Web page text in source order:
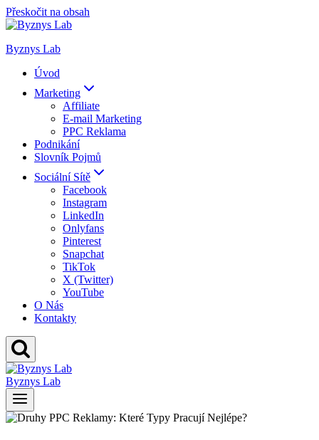
Přeskočit na obsah
Byznys Lab
Úvod
Marketing
Affiliate
E-mail Marketing
PPC Reklama
Podnikání
Slovník Pojmů
Sociální Sítě
Facebook
Instagram
LinkedIn
Onlyfans
Pinterest
Snapchat
TikTok
X (Twitter)
YouTube
O Nás
Kontakty
Byznys Lab